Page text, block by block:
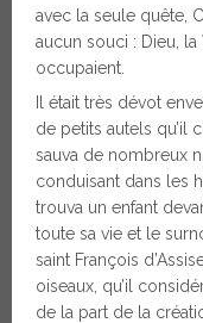
avec la seule quête,
aucun souci : Dieu, la
occupaient.
Il était très dévot
de petits autels qu’il
sauva de nombreux
conduisant dans les
trouva un enfant
toute sa vie et le
saint François
oiseaux, qu’il
de la part de la